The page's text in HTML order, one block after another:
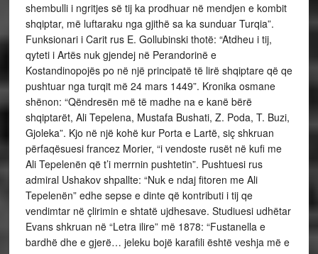
shembulli i ngritjes së tij ka prodhuar në mendjen e kombit
shqiptar, më luftaraku nga gjithë sa ka sunduar Turqia”.
Funksionari i Carit rus E. Gollubinski thotë: “Atdheu i tij,
qyteti i Artës nuk gjendej në Perandorinë e
Kostandinopojës po në një principatë të lirë shqiptare që qe
pushtuar nga turqit më 24 mars 1449”. Kronika osmane
shënon: “Qëndresën më të madhe na e kanë bërë
shqiptarët, Ali Tepelena, Mustafa Bushati, Z. Poda, T. Buzi,
Gjoleka”. Kjo në një kohë kur Porta e Lartë, siç shkruan
përfaqësuesi francez Morier, “i vendoste rusët në kufi me
Ali Tepelenën që t’i merrnin pushtetin”. Pushtuesi rus
admiral Ushakov shpallte: “Nuk e ndaj fitoren me Ali
Tepelenën” edhe sepse e dinte që kontributi i tij qe
vendimtar në çlirimin e shtatë ujdhesave. Studiuesi udhëtar
Evans shkruan në “Letra ilire” më 1878: “Fustanella e
bardhë dhe e gjerë… jeleku bojë karafili është veshja më e